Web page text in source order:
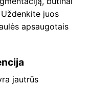
juos
apsaugotais
jautrūs